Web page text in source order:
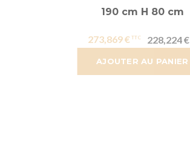
AJOUTER AU PANIER
190 cm H 80 cm
273,869 € 228,224 €